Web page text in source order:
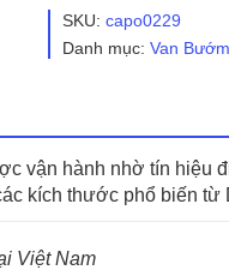
Khiển
KST
SKU: capo0229
Danh mục: Van Bướm
vận hành nhờ tín hiệu
kích thước phổ biến từ
Việt Nam